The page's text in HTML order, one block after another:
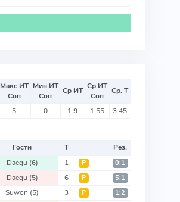
Макс ИТ
Соп
Мин ИТ
Соп
Ср ИТ Ср ИТ
Соп
Ср. Т
5 0 1.9 1.55 3.45
Гости Т
Рез.
Daegu (6) 1 Р 0:1
Daegu (5) 6 Р 5:1
Suwon (5) 3 Р 1:2